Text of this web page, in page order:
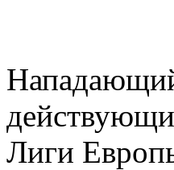
Лиги